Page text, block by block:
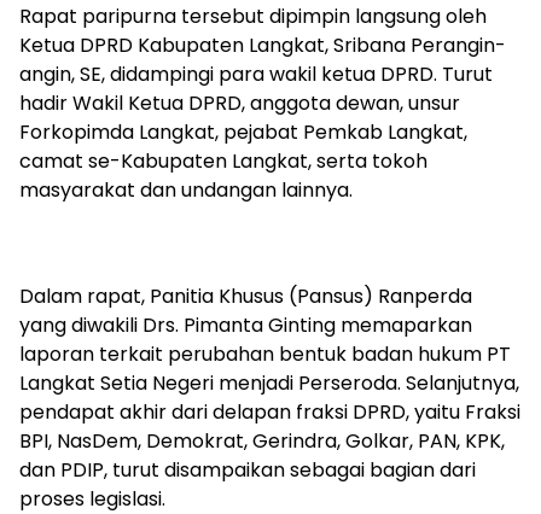
Rapat paripurna tersebut dipimpin langsung oleh
Ketua DPRD Kabupaten Langkat, Sribana Perangin-
angin, SE, didampingi para wakil ketua DPRD. Turut
hadir Wakil Ketua DPRD, anggota dewan, unsur
Forkopimda Langkat, pejabat Pemkab Langkat,
camat se-Kabupaten Langkat, serta tokoh
masyarakat dan undangan lainnya.
Dalam rapat, Panitia Khusus (Pansus) Ranperda
yang diwakili Drs. Pimanta Ginting memaparkan
laporan terkait perubahan bentuk badan hukum PT
Langkat Setia Negeri menjadi Perseroda. Selanjutnya,
pendapat akhir dari delapan fraksi DPRD, yaitu Fraksi
BPI, NasDem, Demokrat, Gerindra, Golkar, PAN, KPK,
dan PDIP, turut disampaikan sebagai bagian dari
proses legislasi.